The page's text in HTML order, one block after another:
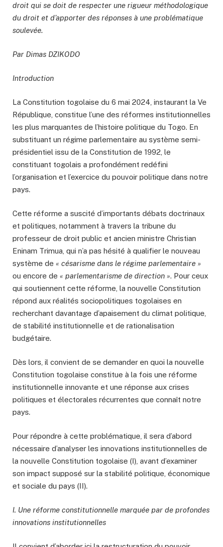
droit qui se doit de respecter une rigueur méthodologique
du droit et d’apporter des réponses à une problématique
soulevée.
Par Dimas DZIKODO
Introduction
La Constitution togolaise du 6 mai 2024, instaurant la Ve
République, constitue l’une des réformes institutionnelles
les plus marquantes de l’histoire politique du Togo. En
substituant un régime parlementaire au système semi-
présidentiel issu de la Constitution de 1992, le
constituant togolais a profondément redéfini
l’organisation et l’exercice du pouvoir politique dans notre
pays.
Cette réforme a suscité d’importants débats doctrinaux
et politiques, notamment à travers la tribune du
professeur de droit public et ancien ministre Christian
Eninam Trimua, qui n’a pas hésité à qualifier le nouveau
système de « césarisme dans le régime parlementaire »
ou encore de « parlementarisme de direction ». Pour ceux
qui soutiennent cette réforme, la nouvelle Constitution
répond aux réalités sociopolitiques togolaises en
recherchant davantage d’apaisement du climat politique,
de stabilité institutionnelle et de rationalisation
budgétaire.
Dès lors, il convient de se demander en quoi la nouvelle
Constitution togolaise constitue à la fois une réforme
institutionnelle innovante et une réponse aux crises
politiques et électorales récurrentes que connaît notre
pays.
Pour répondre à cette problématique, il sera d’abord
nécessaire d’analyser les innovations institutionnelles de
la nouvelle Constitution togolaise (I), avant d’examiner
son impact supposé sur la stabilité politique, économique
et sociale du pays (II).
I. Une réforme constitutionnelle marquée par de profondes
innovations institutionnelles